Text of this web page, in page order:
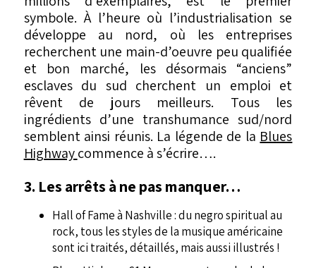
symbole. À l’heure où l’industrialisation se
développe au nord, où les entreprises
recherchent une main-d’oeuvre peu qualifiée
et bon marché, les désormais “anciens”
esclaves du sud cherchent un emploi et
rêvent de jours meilleurs. Tous les
ingrédients d’une transhumance sud/nord
semblent ainsi réunis. La légende de la Blues
Highwaycommence à s’écrire….
3. Les arrêts à ne pas manquer…
Hall of Fame à Nashville : du negro spiritual au
rock, tous les styles de la musique américaine
sont ici traités, détaillés, mais aussi illustrés !